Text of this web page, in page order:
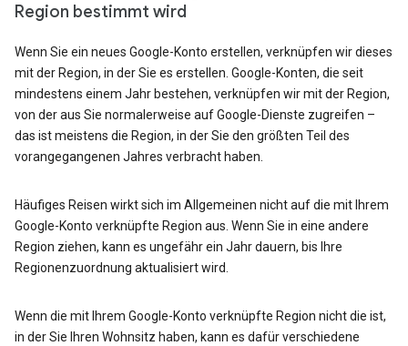
Region bestimmt wird
Wenn Sie ein neues Google-Konto erstellen, verknüpfen wir dieses
mit der Region, in der Sie es erstellen. Google-Konten, die seit
mindestens einem Jahr bestehen, verknüpfen wir mit der Region,
von der aus Sie normalerweise auf Google-Dienste zugreifen –
das ist meistens die Region, in der Sie den größten Teil des
vorangegangenen Jahres verbracht haben.
Häufiges Reisen wirkt sich im Allgemeinen nicht auf die mit Ihrem
Google-Konto verknüpfte Region aus. Wenn Sie in eine andere
Region ziehen, kann es ungefähr ein Jahr dauern, bis Ihre
Regionenzuordnung aktualisiert wird.
Wenn die mit Ihrem Google-Konto verknüpfte Region nicht die ist,
in der Sie Ihren Wohnsitz haben, kann es dafür verschiedene